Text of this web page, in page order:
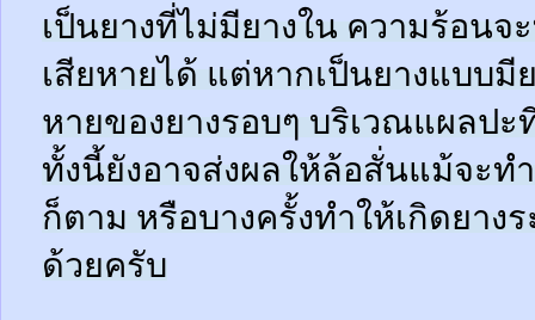
เป็นยางที่ไม่มียางใน ความร้อนจ
เสียหายได้ แต่หากเป็นยางแบบมี
หายของยางรอบๆ บริเวณแผลป
ทั้งนี้ยังอาจส่งผลให้ล้อสั่นแม้จะท
ก็ตาม หรือบางครั้งทำให้เกิดยา
ด้วยครับ